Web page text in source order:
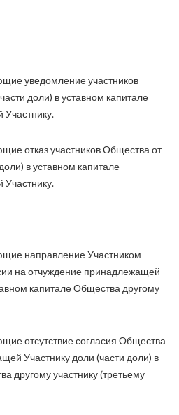
уведомление участников
доли) в уставном капитале
отказ участников Общества от
в уставном капитале
направление Участником
на отчуждение принадлежащей
капитале Общества другому
отсутствие согласия Общества
Участнику доли (части доли) в
другому участнику (третьему